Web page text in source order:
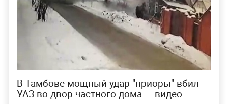
В Тамбове мощный удар "приоры" вбил
УАЗ во двор частного дома — видео